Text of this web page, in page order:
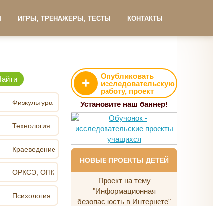
ИГРЫ, ТРЕНАЖЕРЫ, ТЕСТЫ КОНТАКТЫ
Физкультура
Технология
Краеведение
ОРКСЭ, ОПК
Психология
+
Опубликовать
исследовательскую
работу, проект
Установите наш баннер!
НОВЫЕ ПРОЕКТЫ ДЕТЕЙ
Проект на тему
"Информационная
безопасность в Интернете"